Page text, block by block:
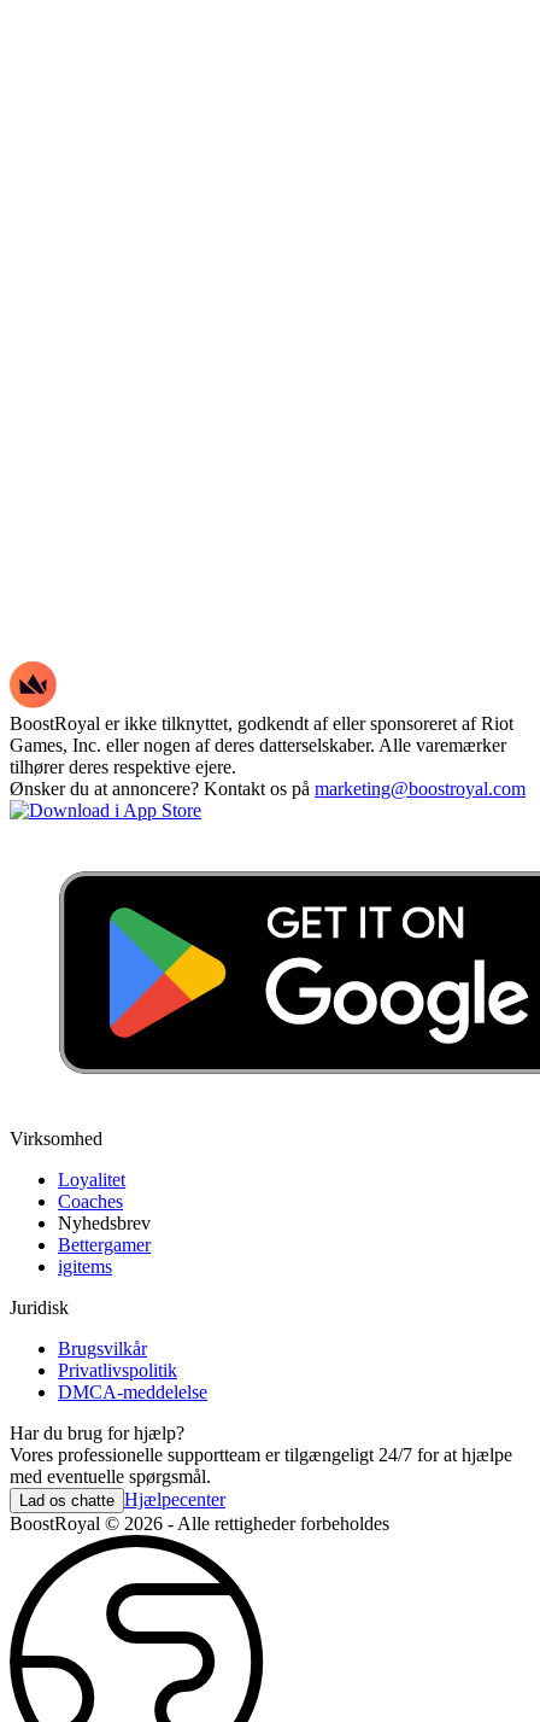
BoostRoyal er ikke tilknyttet, godkendt af eller sponsoreret af Riot
Games, Inc. eller nogen af deres datterselskaber. Alle varemærker
tilhører deres respektive ejere.
Ønsker du at annoncere? Kontakt os på marketing@boostroyal.com
Virksomhed
Loyalitet
Coaches
Nyhedsbrev
Bettergamer
igitems
Juridisk
Brugsvilkår
Privatlivspolitik
DMCA-meddelelse
Har du brug for hjælp?
Vores professionelle supportteam er tilgængeligt 24/7 for at hjælpe
med eventuelle spørgsmål.
Lad os chatte Hjælpecenter
BoostRoyal © 2026 - Alle rettigheder forbeholdes